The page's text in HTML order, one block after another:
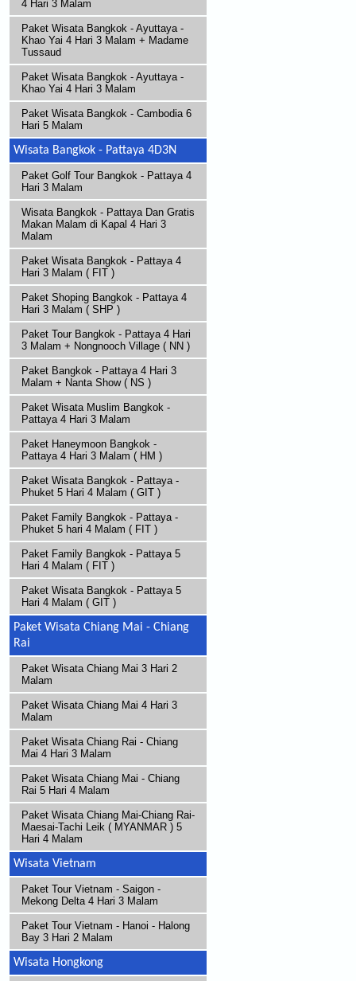
4 Hari 3 Malam
Paket Wisata Bangkok - Ayuttaya -
Khao Yai 4 Hari 3 Malam + Madame
Tussaud
Paket Wisata Bangkok - Ayuttaya -
Khao Yai 4 Hari 3 Malam
Paket Wisata Bangkok - Cambodia 6
Hari 5 Malam
Wisata Bangkok - Pattaya 4D3N
Paket Golf Tour Bangkok - Pattaya 4
Hari 3 Malam
Wisata Bangkok - Pattaya Dan Gratis
Makan Malam di Kapal 4 Hari 3
Malam
Paket Wisata Bangkok - Pattaya 4
Hari 3 Malam ( FIT )
Paket Shoping Bangkok - Pattaya 4
Hari 3 Malam ( SHP )
Paket Tour Bangkok - Pattaya 4 Hari
3 Malam + Nongnooch Village ( NN )
Paket Bangkok - Pattaya 4 Hari 3
Malam + Nanta Show ( NS )
Paket Wisata Muslim Bangkok -
Pattaya 4 Hari 3 Malam
Paket Haneymoon Bangkok -
Pattaya 4 Hari 3 Malam ( HM )
Paket Wisata Bangkok - Pattaya -
Phuket 5 Hari 4 Malam ( GIT )
Paket Family Bangkok - Pattaya -
Phuket 5 hari 4 Malam ( FIT )
Paket Family Bangkok - Pattaya 5
Hari 4 Malam ( FIT )
Paket Wisata Bangkok - Pattaya 5
Hari 4 Malam ( GIT )
Paket Wisata Chiang Mai - Chiang
Rai
Paket Wisata Chiang Mai 3 Hari 2
Malam
Paket Wisata Chiang Mai 4 Hari 3
Malam
Paket Wisata Chiang Rai - Chiang
Mai 4 Hari 3 Malam
Paket Wisata Chiang Mai - Chiang
Rai 5 Hari 4 Malam
Paket Wisata Chiang Mai-Chiang Rai-
Maesai-Tachi Leik ( MYANMAR ) 5
Hari 4 Malam
Wisata Vietnam
Paket Tour Vietnam - Saigon -
Mekong Delta 4 Hari 3 Malam
Paket Tour Vietnam - Hanoi - Halong
Bay 3 Hari 2 Malam
Wisata Hongkong